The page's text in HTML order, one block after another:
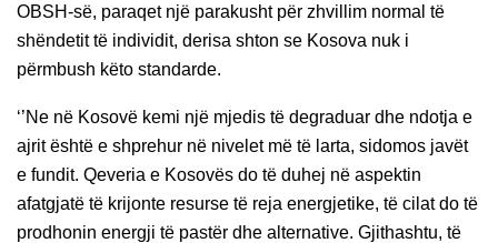
OBSH-së, paraqet një parakusht për zhvillim normal të
shëndetit të individit, derisa shton se Kosova nuk i
përmbush këto standarde.
‘’Ne në Kosovë kemi një mjedis të degraduar dhe ndotja e
ajrit është e shprehur në nivelet më të larta, sidomos javët
e fundit. Qeveria e Kosovës do të duhej në aspektin
afatgjatë të krijonte resurse të reja energjetike, të cilat do të
prodhonin energji të pastër dhe alternative. Gjithashtu, të